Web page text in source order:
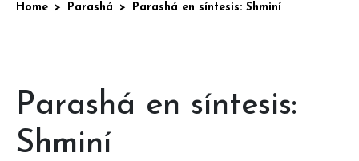
Home Parashá Parashá en síntesis: Shminí
Parashá en síntesis:
Shminí